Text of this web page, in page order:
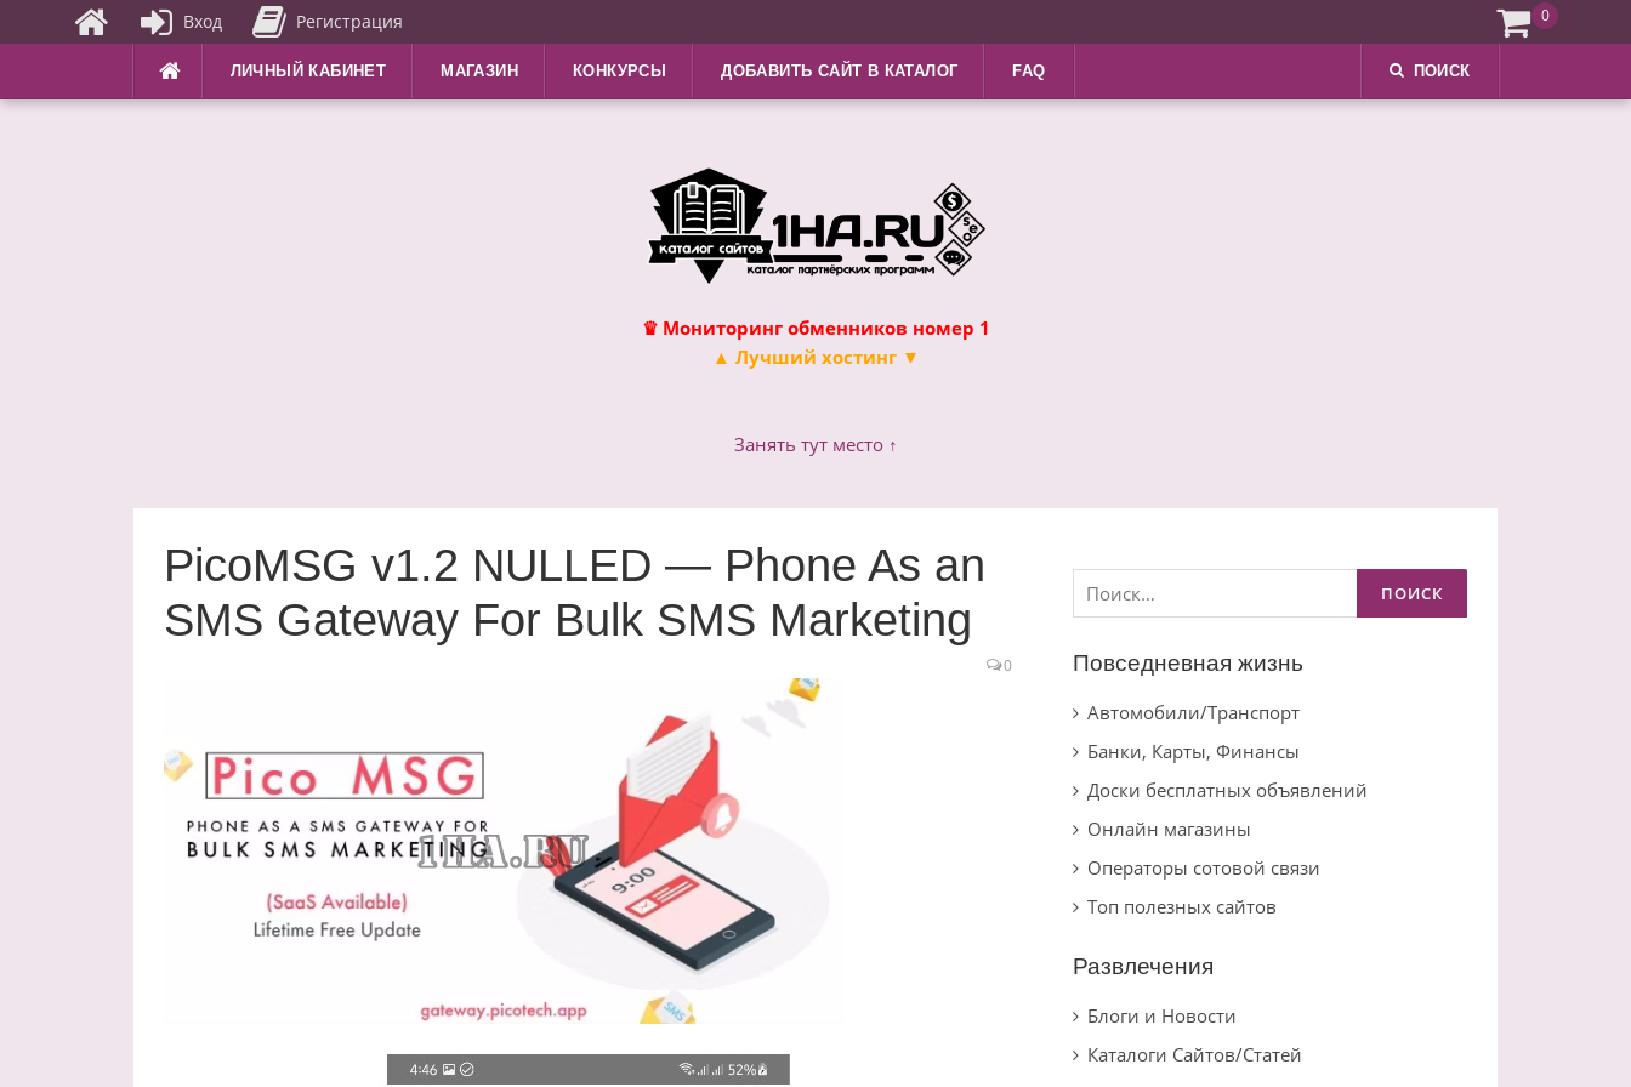
ЛИЧНЫЙ КАБИНЕТ МАГАЗИН КОНКУРСЫ ДОБАВИТЬ САЙТ В КАТАЛОГ FAQ ПОИСК
♛ Мониторинг обменников номер 1
▲ Лучший хостинг ▼
Занять тут место ↑
PicoMSG v1.2 NULLED — Phone As an
SMS Gateway For Bulk SMS Marketing
0
Найти:
Повседневная жизнь
Автомобили/Транспорт
Банки, Карты, Финансы
Доски бесплатных объявлений
Онлайн магазины
Операторы сотовой связи
Топ полезных сайтов
Развлечения
Блоги и Новости
Каталоги Сайтов/Статей
Вход Регистрация 0